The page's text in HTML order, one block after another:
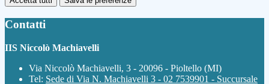
Contatti
IIS Niccolò Machiavelli
Via Niccolò Machiavelli, 3 - 20096 - Pioltello (MI)
Tel: Sede di Via N. Machiavelli 3 - 02 7539901 - Succursale